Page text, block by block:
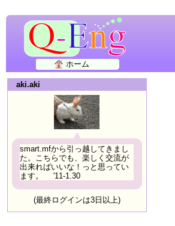
ホーム
aki.aki
smart.mfから引っ越してきまし
た。こちらでも、楽しく交流が
出来ればいいな！っと思ってい
ます。 '11-1.30
(最終ログインは3日以上)